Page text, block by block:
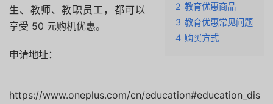
2 教育优惠商品
3 教育优惠常见问题
4 购买方式
生、教师、教职员工，都可以
享受 50 元购机优惠。
申请地址：
https://www.oneplus.com/cn/education#education_dis